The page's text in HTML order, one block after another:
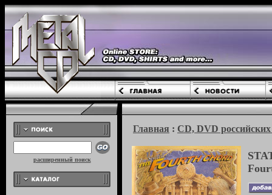
расширенный поиск
Главная : CD, DVD